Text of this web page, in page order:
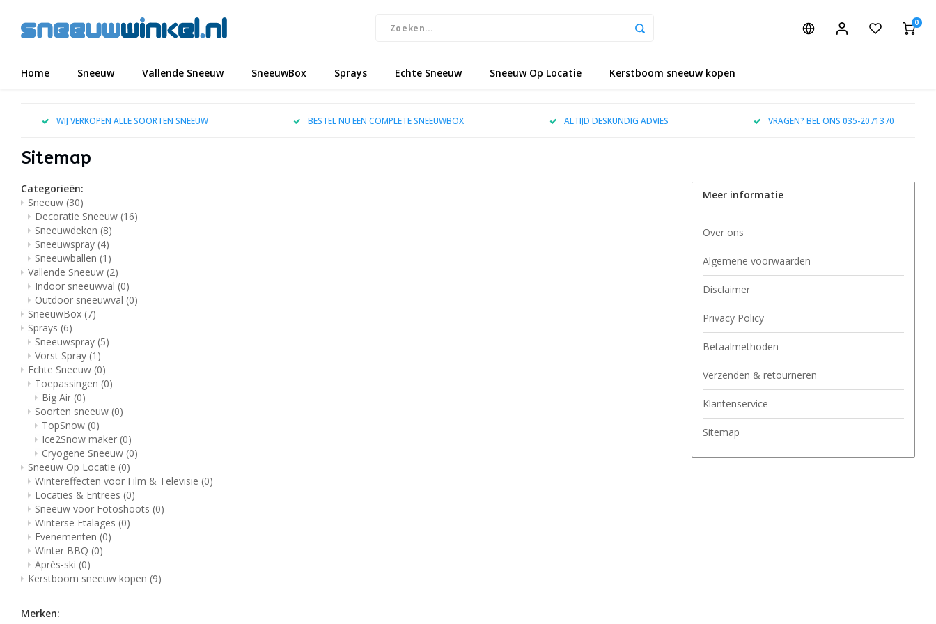
0
Home Sneeuw Vallende Sneeuw SneeuwBox Sprays Echte Sneeuw Sneeuw Op Locatie Kerstboom sneeuw kopen
WIJ VERKOPEN ALLE SOORTEN SNEEUW BESTEL NU EEN COMPLETE SNEEUWBOX ALTIJD DESKUNDIG ADVIES VRAGEN? BEL ONS 035-2071370
Sitemap
Categorieën:
Sneeuw (30)
Decoratie Sneeuw (16)
Sneeuwdeken (8)
Sneeuwspray (4)
Sneeuwballen (1)
Vallende Sneeuw (2)
Indoor sneeuwval (0)
Outdoor sneeuwval (0)
SneeuwBox (7)
Sprays (6)
Sneeuwspray (5)
Vorst Spray (1)
Echte Sneeuw (0)
Toepassingen (0)
Big Air (0)
Soorten sneeuw (0)
TopSnow (0)
Ice2Snow maker (0)
Cryogene Sneeuw (0)
Sneeuw Op Locatie (0)
Wintereffecten voor Film & Televisie (0)
Locaties & Entrees (0)
Sneeuw voor Fotoshoots (0)
Winterse Etalages (0)
Evenementen (0)
Winter BBQ (0)
Après-ski (0)
Kerstboom sneeuw kopen (9)
Merken:
Meer informatie
Over ons
Algemene voorwaarden
Disclaimer
Privacy Policy
Betaalmethoden
Verzenden & retourneren
Klantenservice
Sitemap